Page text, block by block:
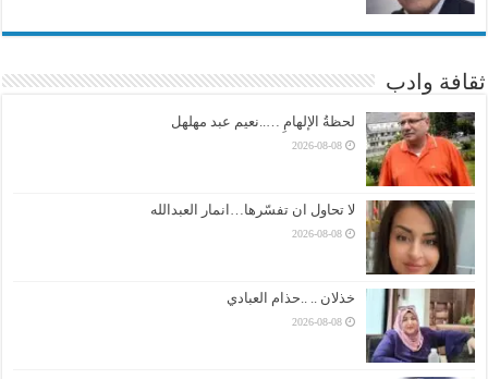
ثقافة وادب
لحظةُ الإلهامِ …..نعيم عبد مهلهل
2026-08-08
لا تحاول ان تفسّرها…انمار العبدالله
2026-08-08
خذلان .. ..حذام العبادي
2026-08-08